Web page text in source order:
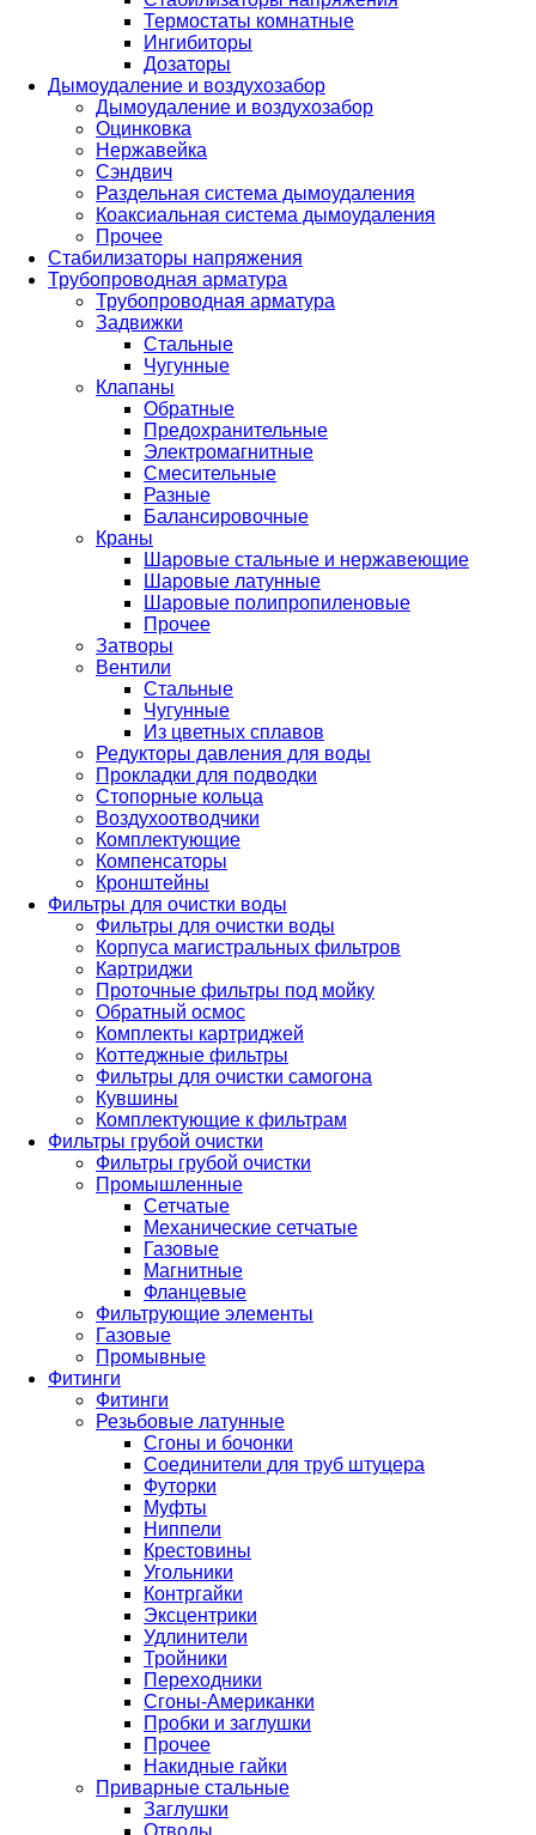
Термостаты комнатные
Ингибиторы
Дозаторы
Дымоудаление и воздухозабор
Дымоудаление и воздухозабор
Оцинковка
Нержавейка
Сэндвич
Раздельная система дымоудаления
Коаксиальная система дымоудаления
Прочее
Стабилизаторы напряжения
Трубопроводная арматура
Трубопроводная арматура
Задвижки
Стальные
Чугунные
Клапаны
Обратные
Предохранительные
Электромагнитные
Смесительные
Разные
Балансировочные
Краны
Шаровые стальные и нержавеющие
Шаровые латунные
Шаровые полипропиленовые
Прочее
Затворы
Вентили
Стальные
Чугунные
Из цветных сплавов
Редукторы давления для воды
Прокладки для подводки
Стопорные кольца
Воздухоотводчики
Комплектующие
Компенсаторы
Кронштейны
Фильтры для очистки воды
Фильтры для очистки воды
Корпуса магистральных фильтров
Картриджи
Проточные фильтры под мойку
Обратный осмос
Комплекты картриджей
Коттеджные фильтры
Фильтры для очистки самогона
Кувшины
Комплектующие к фильтрам
Фильтры грубой очистки
Фильтры грубой очистки
Промышленные
Сетчатые
Механические сетчатые
Газовые
Магнитные
Фланцевые
Фильтрующие элементы
Газовые
Промывные
Фитинги
Фитинги
Резьбовые латунные
Сгоны и бочонки
Соединители для труб штуцера
Футорки
Муфты
Ниппели
Крестовины
Угольники
Контргайки
Эксцентрики
Удлинители
Тройники
Переходники
Сгоны-Американки
Пробки и заглушки
Прочее
Накидные гайки
Приварные стальные
Заглушки